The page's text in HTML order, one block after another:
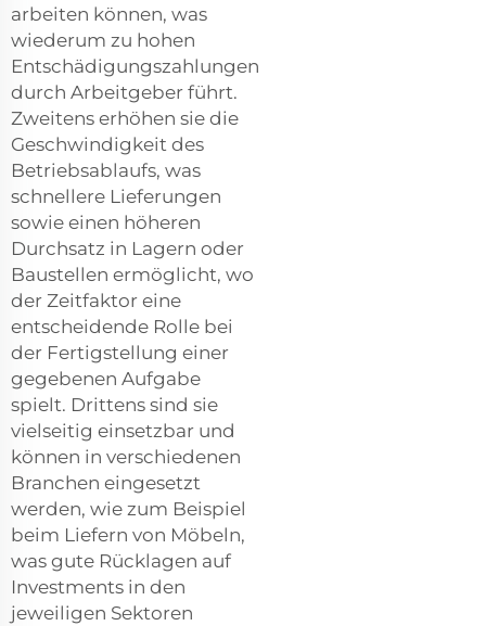
arbeiten können, was
wiederum zu hohen
Entschädigungszahlungen
durch Arbeitgeber führt.
Zweitens erhöhen sie die
Geschwindigkeit des
Betriebsablaufs, was
schnellere Lieferungen
sowie einen höheren
Durchsatz in Lagern oder
Baustellen ermöglicht, wo
der Zeitfaktor eine
entscheidende Rolle bei
der Fertigstellung einer
gegebenen Aufgabe
spielt. Drittens sind sie
vielseitig einsetzbar und
können in verschiedenen
Branchen eingesetzt
werden, wie zum Beispiel
beim Liefern von Möbeln,
was gute Rücklagen auf
Investments in den
jeweiligen Sektoren